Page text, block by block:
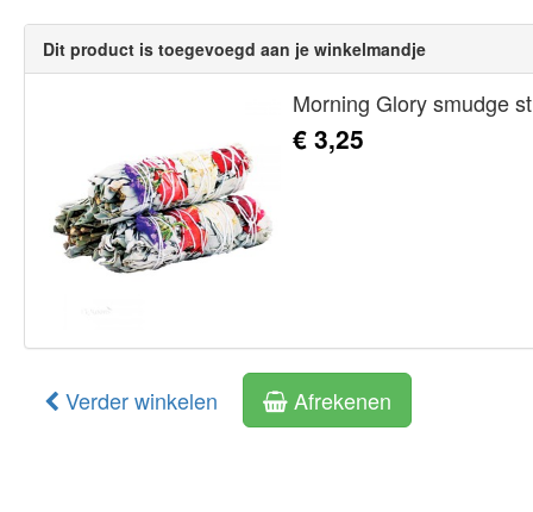
Dit product is toegevoegd aan je winkelmandje
Morning Glory smudge
€ 3,25
Verder winkelen Afrekenen